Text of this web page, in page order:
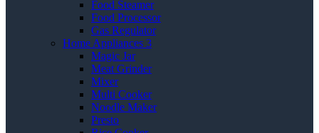
Food Steamer
Food Processor
Gas Regulator
Home Appliances 3
Magic Jar
Meat Grinder
Mixer
Multi Cooker
Noodle Maker
Presto